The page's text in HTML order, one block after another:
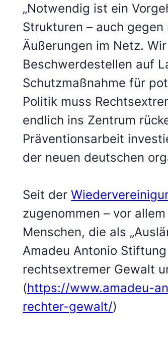
„Notwendig ist ein
Strukturen – auch
Äußerungen im Netz.
Beschwerdestellen auf
Schutzmaßnahme für
Politik muss
endlich ins Zentrum
Präventionsarbeit
der neuen deutschen
Seit der
zugenommen – vor
Menschen, die als
Amadeu Antonio
rechtsextremer Gewalt
(https://www.amadeu-
rechter-gewalt/)